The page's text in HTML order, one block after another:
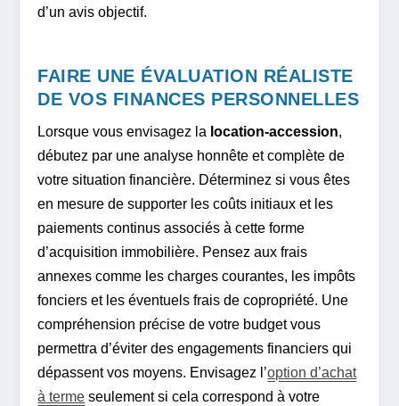
d’un avis objectif.
FAIRE UNE ÉVALUATION RÉALISTE
DE VOS FINANCES PERSONNELLES
Lorsque vous envisagez la location-accession,
débutez par une analyse honnête et complète de
votre situation financière. Déterminez si vous êtes
en mesure de supporter les coûts initiaux et les
paiements continus associés à cette forme
d’acquisition immobilière. Pensez aux frais
annexes comme les charges courantes, les impôts
fonciers et les éventuels frais de copropriété. Une
compréhension précise de votre budget vous
permettra d’éviter des engagements financiers qui
dépassent vos moyens. Envisagez l’option d’achat
à terme seulement si cela correspond à votre